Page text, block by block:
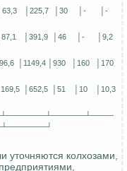
│63,3 │225,7 │30 │-
│-
│87,1 │391,9 │46 │-
│9,2
│1149,4 │930 │160
│170
│169,5 │652,5 │51 │10
│10,3
уточняются колхозами,